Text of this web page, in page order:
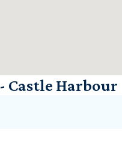
Castle Harbour